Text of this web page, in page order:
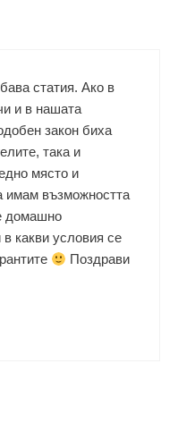
статия. Ако в
и в нашата
закон биха
така и
място и
възможността
домашно
в какви условия се
Поздрави